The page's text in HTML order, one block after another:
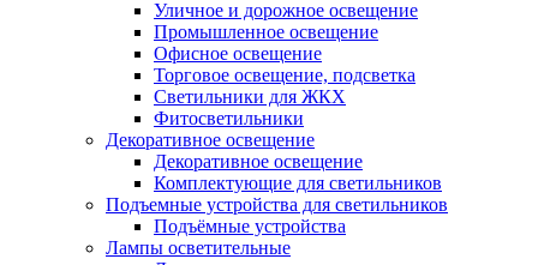
Уличное и дорожное освещение
Промышленное освещение
Офисное освещение
Торговое освещение, подсветка
Светильники для ЖКХ
Фитосветильники
Декоративное освещение
Декоративное освещение
Комплектующие для светильников
Подъемные устройства для светильников
Подъёмные устройства
Лампы осветительные